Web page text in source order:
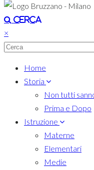
Toggle navigation
Cerca
×
Home
Storia
Non tutti
Prima e Dopo
Istruzione
Materne
Elementari
Medie